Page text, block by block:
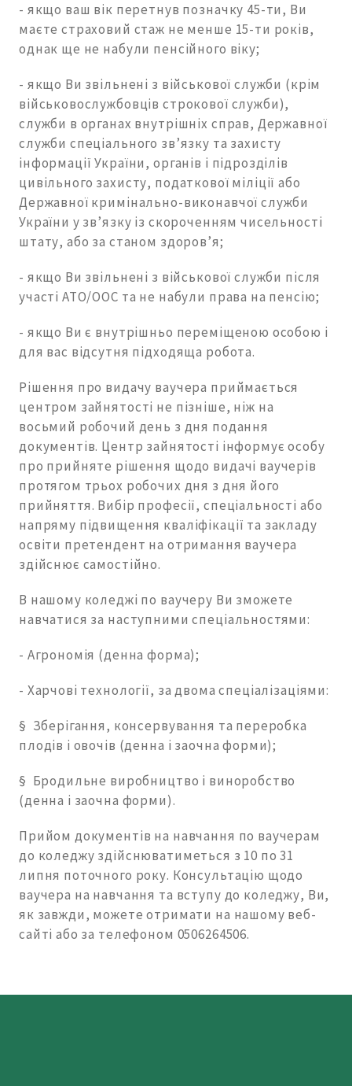
- якщо ваш вік перетнув позначку 45-ти, Ви
маєте страховий стаж не менше 15-ти років,
однак ще не набули пенсійного віку;
- якщо Ви звільнені з військової служби (крім
військовослужбовців строкової служби),
служби в органах внутрішніх справ, Державної
служби спеціального зв’язку та захисту
інформації України, органів і підрозділів
цивільного захисту, податкової міліції або
Державної кримінально-виконавчої служби
України у зв’язку із скороченням чисельності
штату, або за станом здоров’я;
- якщо Ви звільнені з військової служби після
участі АТО/ООС та не набули права на пенсію;
- якщо Ви є внутрішньо переміщеною особою і
для вас відсутня підходяща робота.
Рішення про видачу ваучера приймається
центром зайнятості не пізніше, ніж на
восьмий робочий день з дня подання
документів. Центр зайнятості інформує особу
про прийняте рішення щодо видачі ваучерів
протягом трьох робочих дня з дня його
прийняття. Вибір професії, спеціальності або
напряму підвищення кваліфікації та закладу
освіти претендент на отримання ваучера
здійснює самостійно.
В нашому коледжі по ваучеру Ви зможете
навчатися за наступними спеціальностями:
- Агрономія (денна форма);
- Харчові технології, за двома спеціалізаціями:
§ Зберігання, консервування та переробка
плодів і овочів (денна і заочна форми);
§ Бродильне виробництво і виноробство
(денна і заочна форми).
Прийом документів на навчання по ваучерам
до коледжу здійснюватиметься з 10 по 31
липня поточного року. Консультацію щодо
ваучера на навчання та вступу до коледжу, Ви,
як завжди, можете отримати на нашому веб-
сайті або за телефоном 0506264506.